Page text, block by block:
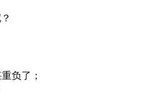
负了；